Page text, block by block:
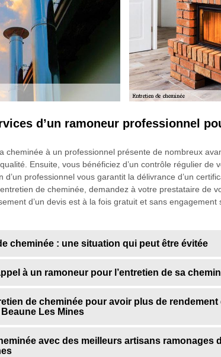
d’un ramoneur professionnel
cheminée à un professionnel présente de nombreux
Ensuite, vous bénéficiez d’un contrôle régulier de
d’un professionnel vous garantit la délivrance d’un
de cheminée, demandez à votre prestataire de
d’un devis est à la fois gratuit et sans
cheminée : une situation qui peut être évitée
à un ramoneur pour l’entretien de sa
de cheminée pour avoir plus de rendement
Les Mines
avec des meilleurs artisans ramonages